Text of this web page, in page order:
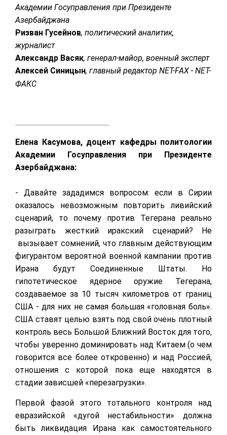
Академии Госуправления при Президенте
Азербайджана
Ризван Гусейнов, политический аналитик,
журналист
Александр Васяк, генерал-майор, военный эксперт
Алексей Синицын, главный редактор NET-FAX - NET-
ФАКС
Елена Касумова, доцент кафедры политологии
Академии Госуправления при Президенте
Азербайджана:
- Давайте зададимся вопросом: если в Сирии
оказалось невозможным повторить ливийский
сценарий, то почему против Тегерана реально
разыграть жесткий иракский сценарий? Не
вызывает сомнений, что главным действующим
фигурантом вероятной военной кампании против
Ирана будут Соединенные Штаты. Но
гипотетическое ядерное оружие Тегерана,
создаваемое за 10 тысяч километров от границ
США - для них не самая большая «головная боль».
США ставят целью взять под свой очень плотный
контроль весь Большой Ближний Восток для того,
чтобы уверенно доминировать над Китаем (о чем
говорится все более откровенно) и над Россией,
отношения с которой пока еще находятся в
стадии зависшей «перезагрузки».
Первой фазой этого тотального контроля над
евразийской «дугой нестабильности» должна
быть ликвидация Ирана как самостоятельного